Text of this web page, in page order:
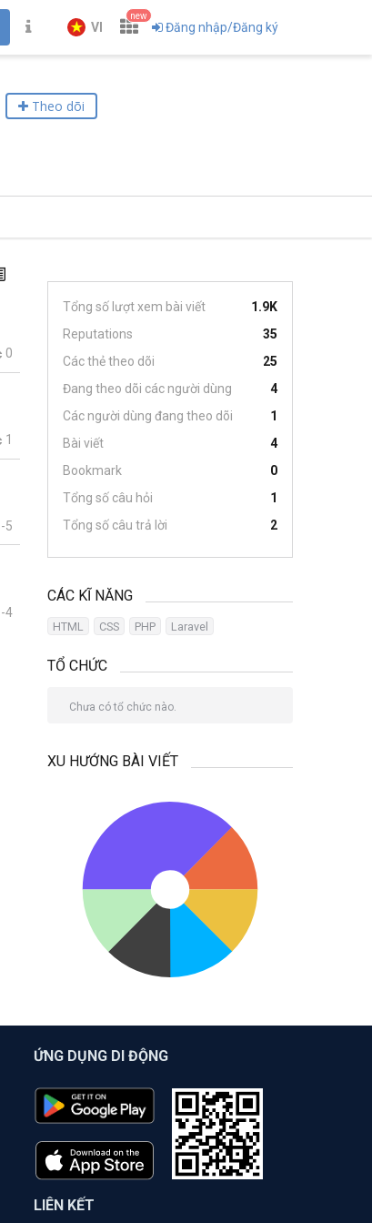
VI
new
Đăng nhập/Đăng ký
Theo dõi
0
1
-5
-4
Tổng số lượt xem bài viết
1.9K
Reputations
35
Các thẻ theo dõi
25
Đang theo dõi các người dùng
4
Các người dùng đang theo dõi
1
Bài viết
4
Bookmark
0
Tổng số câu hỏi
1
Tổng số câu trả lời
2
CÁC KĨ NĂNG
HTML CSS PHP Laravel
TỔ CHỨC
Chưa có tổ chức nào.
XU HƯỚNG BÀI VIẾT
ỨNG DỤNG DI ĐỘNG
LIÊN KẾT